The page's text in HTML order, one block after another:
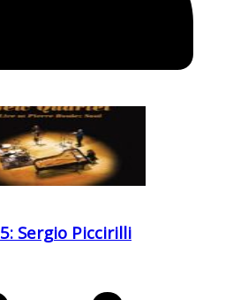
Sergio Piccirilli